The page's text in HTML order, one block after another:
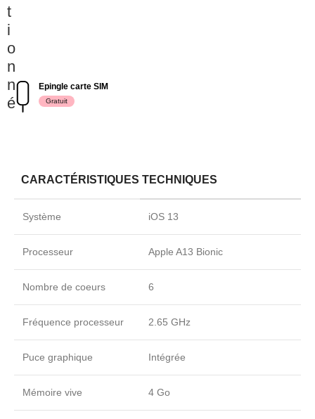
t
i
o
n
n
é
Epingle carte SIM
Gratuit
CARACTÉRISTIQUES TECHNIQUES
Système iOS 13
Processeur Apple A13 Bionic
Nombre de coeurs 6
Fréquence processeur 2.65 GHz
Puce graphique Intégrée
Mémoire vive 4 Go